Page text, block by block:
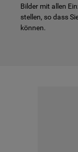
Bilder mit allen
stellen, so dass
können.